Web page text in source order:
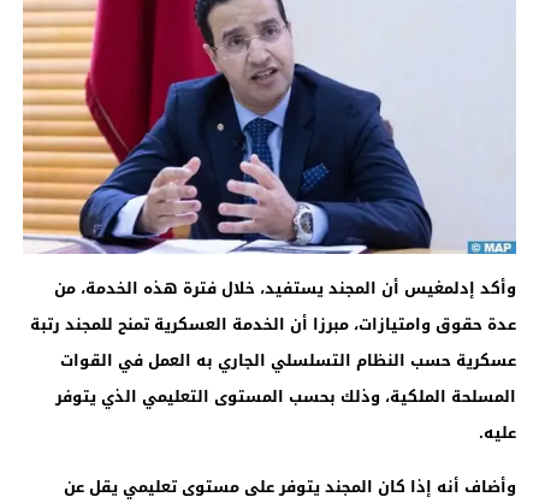
وأكد إدلمغيس أن المجند يستفيد، خلال فترة هذه الخدمة، من
عدة حقوق وامتيازات، مبرزا أن الخدمة العسكرية تمنح للمجند رتبة
عسكرية حسب النظام التسلسلي الجاري به العمل في القوات
المسلحة الملكية، وذلك بحسب المستوى التعليمي الذي يتوفر
عليه.
وأضاف أنه إذا كان المجند يتوفر على مستوى تعليمي يقل عن